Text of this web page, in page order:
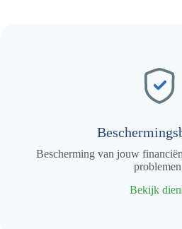
Bescherming van jouw
Bekijk